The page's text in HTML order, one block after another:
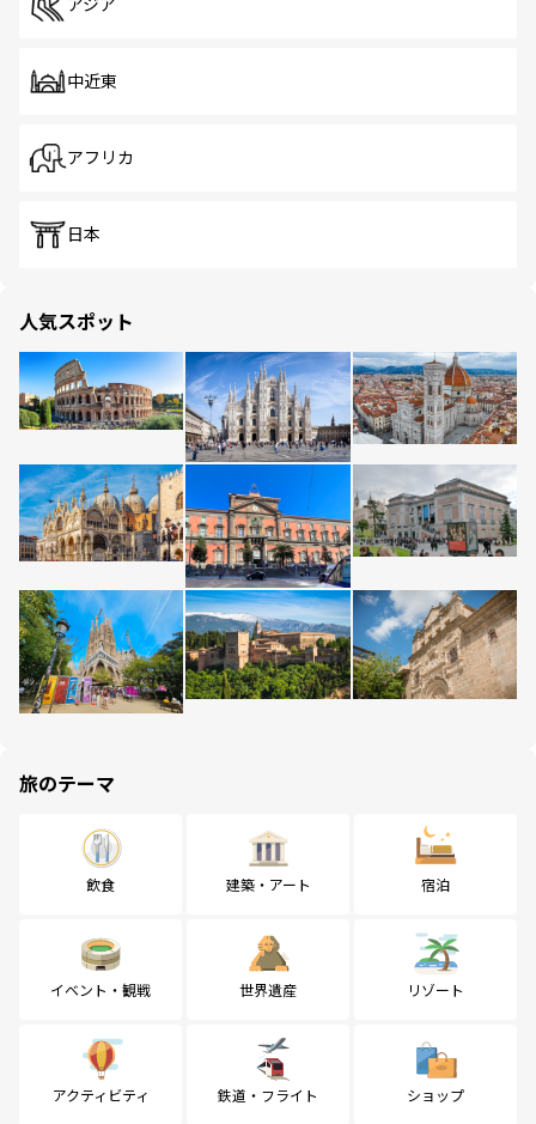
アジア
中近東
アフリカ
日本
人気スポット
旅のテーマ
飲食 建築・アート 宿泊
イベント・観戦 世界遺産 リゾート
アクティビティ 鉄道・フライト ショップ